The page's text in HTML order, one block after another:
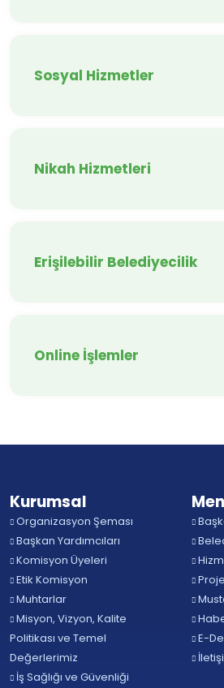
Sosyal Hizmetler
Nikah Hizmetleri
Erişilebilir Belediyecilik
Online İşlemler
Kurumsal
Organizasyon Şeması
Başkan Yardımcıları
Komisyon Üyeleri
Etik Komisyon
Muhtarlar
Misyon, Vizyon, Kalite
Politikası ve Temel
Değerlerimiz
İş Sağlığı ve Güvenliği
E-